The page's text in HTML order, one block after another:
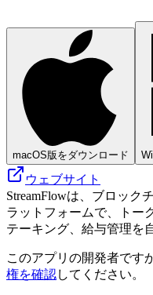
macOS版をダウンロード
ウェブサイト
StreamFlowは、ブロック
ラットフォームで、トー
テーキング、給与管理を
このアプリの開発者です
権を確認してください。